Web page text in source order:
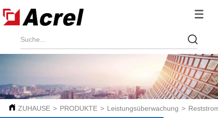
ZUHAUSE > PRODUKTE > Leistungsüberwachung >